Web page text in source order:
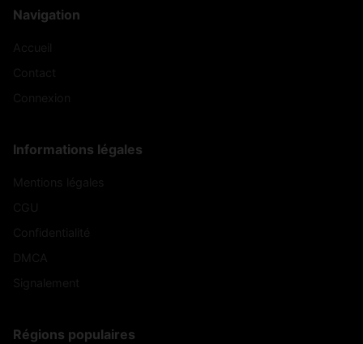
Navigation
Informations légales
Régions populaires